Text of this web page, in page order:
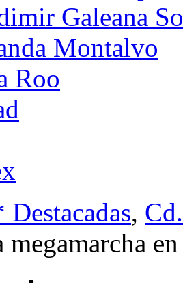
Galeana
Montalvo
Roo
Destacadas,
megamarcha